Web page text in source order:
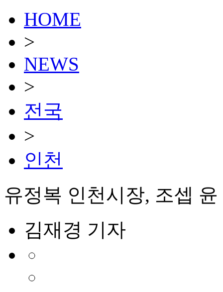
HOME
>
NEWS
>
전국
>
인천
유정복 인천시장, 조셉
김재경 기자